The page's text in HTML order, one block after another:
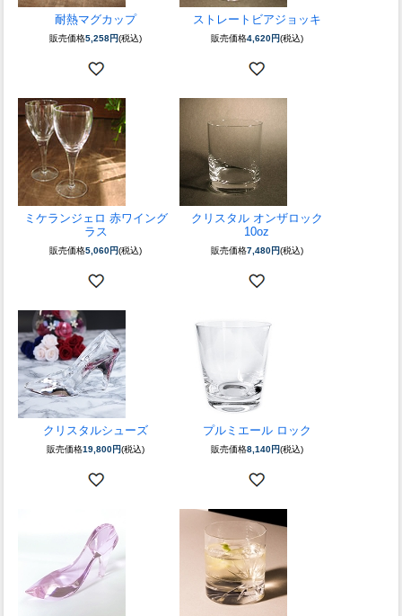
耐熱マグカップ
販売価格5,258円(税込)
ストレートビアジョッキ
販売価格4,620円(税込)
ミケランジェロ 赤ワイング
ラス
販売価格5,060円(税込)
クリスタル オンザロック
10oz
販売価格7,480円(税込)
クリスタルシューズ
販売価格19,800円(税込)
プルミエール ロック
販売価格8,140円(税込)